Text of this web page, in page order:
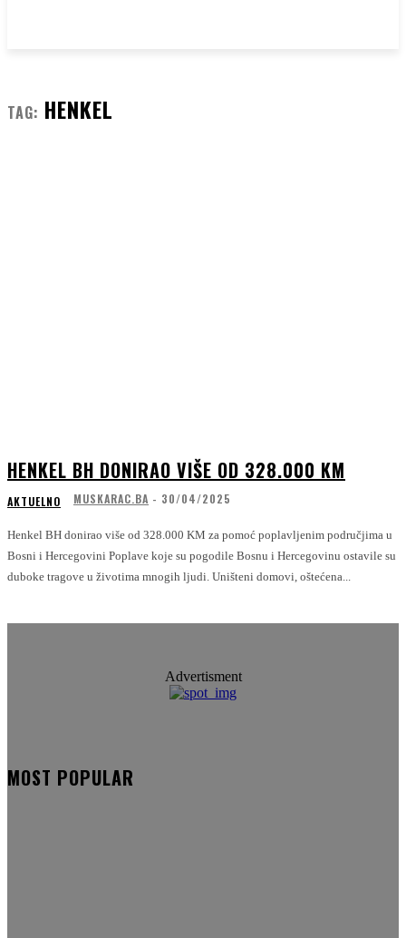
TAG: HENKEL
HENKEL BH DONIRAO VIŠE OD 328.000 KM
AKTUELNO MUSKARAC.BA - 30/04/2025
Henkel BH donirao više od 328.000 KM za pomoć poplavljenim područjima u
Bosni i Hercegovini Poplave koje su pogodile Bosnu i Hercegovinu ostavile su
duboke tragove u životima mnogih ljudi. Uništeni domovi, oštećena...
Advertisment
MOST POPULAR